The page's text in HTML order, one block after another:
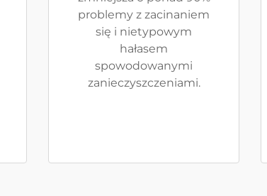
problemy z zacinaniem
się i nietypowym
hałasem
spowodowanymi
zanieczyszczeniami.